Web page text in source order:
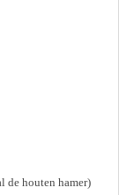
de houten hamer)